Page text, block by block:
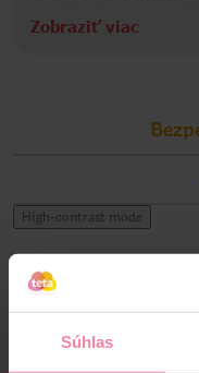
Súhlas
bavlna, vynikajúca
Zobraziť viac
High-contrast mode
Alternatívne